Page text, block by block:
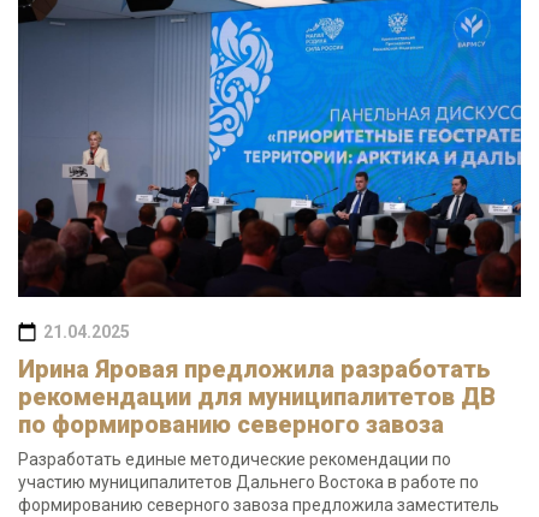
21.04.2025
Ирина Яровая предложила разработать
рекомендации для муниципалитетов ДВ
по формированию северного завоза
Разработать единые методические рекомендации по
участию муниципалитетов Дальнего Востока в работе по
формированию северного завоза предложила заместитель